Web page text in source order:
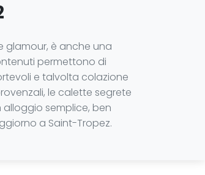
glamour, è anche una
permettono di
e talvolta colazione
le calette segrete
semplice, ben
a Saint-Tropez.